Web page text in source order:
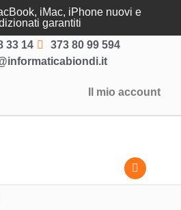
iMac, iPhone nuovi e
garantiti
33 14
373 80 99 594
Il mio account